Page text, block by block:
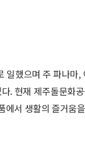
했으며 주 파나마
. 현재 제주돌문화
에서 생활의 즐거움